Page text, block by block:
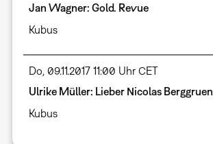
Jan Wagner: Gold. Revue
Kubus
Do, 09.11.2017 11:00 Uhr CET
Ulrike Müller: Lieber Nicolas Berggruen
Kubus